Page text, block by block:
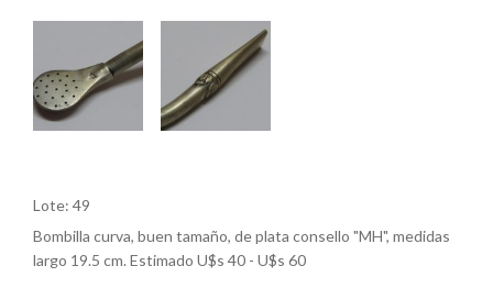
Lote: 49
Bombilla curva, buen tamaño, de plata consello "MH", medidas
largo 19.5 cm. Estimado U$s 40 - U$s 60